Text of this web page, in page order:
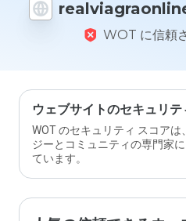
WOT に信頼
ウェブサイトのセキュリテ
WOT のセキュリティ スコアは
ジーとコミュニティの専門家
ています。
価し
ます
か？